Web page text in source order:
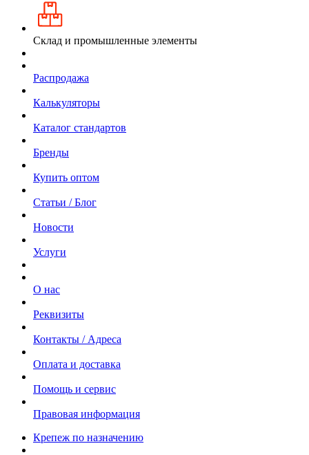
Склад и промышленные элементы
Распродажа
Калькуляторы
Каталог стандартов
Бренды
Купить оптом
Статьи / Блог
Новости
Услуги
О нас
Реквизиты
Контакты / Адреса
Оплата и доставка
Помощь и сервис
Правовая информация
Крепеж по назначению